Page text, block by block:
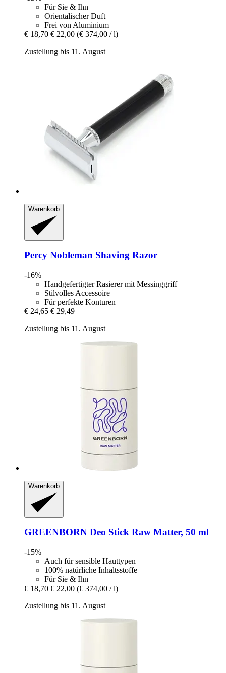
Für Sie & Ihn
Orientalischer Duft
Frei von Aluminium
€ 18,70 € 22,00 (€ 374,00 / l)
Zustellung bis 11. August
Warenkorb
Percy Nobleman Shaving Razor
-16%
Handgefertigter Rasierer mit Messinggriff
Stilvolles Accessoire
Für perfekte Konturen
€ 24,65 € 29,49
Zustellung bis 11. August
Warenkorb
GREENBORN Deo Stick Raw Matter, 50 ml
-15%
Auch für sensible Hauttypen
100% natürliche Inhaltsstoffe
Für Sie & Ihn
€ 18,70 € 22,00 (€ 374,00 / l)
Zustellung bis 11. August